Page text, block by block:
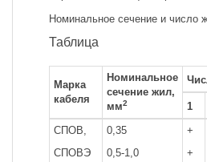
Номинальное сечение и число
Таблица
Марка
кабеля
Номинальное
сечение жил,
мм2 1
СПОВ,
СПОВЭ
0,35
0,5-1,0
+
+